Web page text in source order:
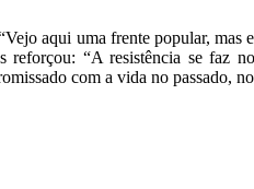
aqui uma frente popular,
“A resistência se faz
com a vida no passado,